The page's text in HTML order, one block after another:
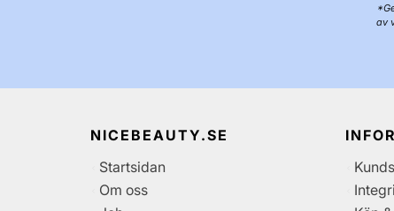
av
NICEBEAUTY.SE
Startsidan
Om oss